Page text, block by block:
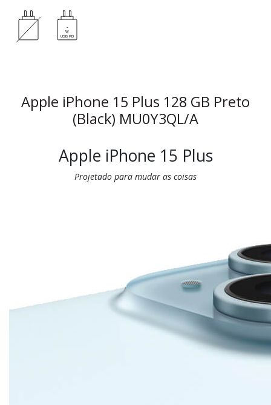
Apple iPhone 15 Plus 128 GB Preto
(Black) MU0Y3QL/A
Apple iPhone 15 Plus
Projetado para mudar as coisas